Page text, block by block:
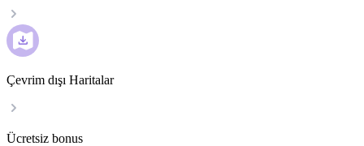
Çevrim dışı Haritalar
Ücretsiz bonus